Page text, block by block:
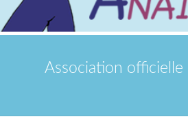
Association officielle